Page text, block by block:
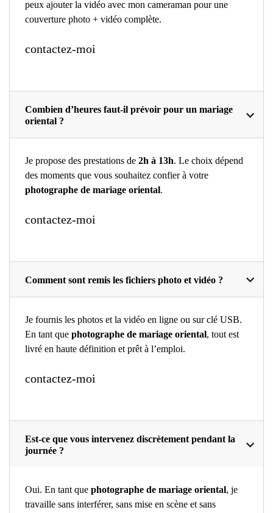
peux ajouter la vidéo avec mon cameraman pour une
couverture photo + vidéo complète.
contactez-moi
Combien d’heures faut-il prévoir pour un mariage
oriental ?
Je propose des prestations de 2h à 13h. Le choix dépend
des moments que vous souhaitez confier à votre
photographe de mariage oriental.
contactez-moi
Comment sont remis les fichiers photo et vidéo ?
Je fournis les photos et la vidéo en ligne ou sur clé USB.
En tant que photographe de mariage oriental, tout est
livré en haute définition et prêt à l’emploi.
contactez-moi
Est-ce que vous intervenez discrètement pendant la
journée ?
Oui. En tant que photographe de mariage oriental, je
travaille sans interférer, sans mise en scène et sans